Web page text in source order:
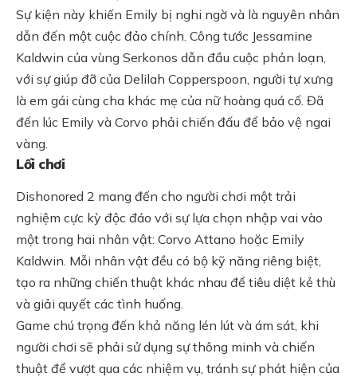
Sự kiện này khiến Emily bị nghi ngờ và là nguyên nhân
dẫn đến một cuộc đảo chính. Công tước Jessamine
Kaldwin của vùng Serkonos dẫn đầu cuộc phản loạn,
với sự giúp đỡ của Delilah Copperspoon, người tự xưng
là em gái cùng cha khác mẹ của nữ hoàng quá cố. Đã
đến lúc Emily và Corvo phải chiến đấu để bảo vệ ngai
vàng.
Lối chơi
Dishonored 2 mang đến cho người chơi một trải
nghiệm cực kỳ độc đáo với sự lựa chọn nhập vai vào
một trong hai nhân vật: Corvo Attano hoặc Emily
Kaldwin. Mỗi nhân vật đều có bộ kỹ năng riêng biệt,
tạo ra những chiến thuật khác nhau để tiêu diệt kẻ thù
và giải quyết các tình huống.
Game chú trọng đến khả năng lén lút và ám sát, khi
người chơi sẽ phải sử dụng sự thông minh và chiến
thuật để vượt qua các nhiệm vụ, tránh sự phát hiện của